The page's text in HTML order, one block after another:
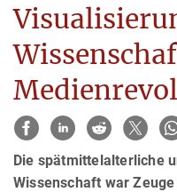
Die spätmittelalterliche
Wissenschaft war